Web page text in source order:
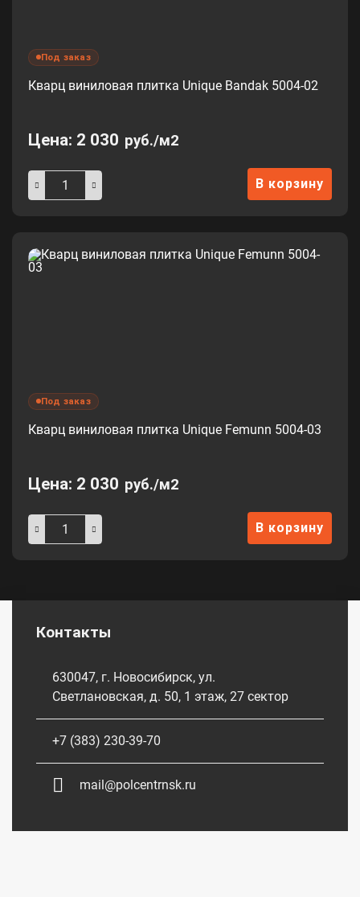
Под заказ
Кварц виниловая плитка Unique Bandak 5004-02
Цена: 2 030 руб./м2
В корзину
Под заказ
Кварц виниловая плитка Unique Femunn 5004-03
Цена: 2 030 руб./м2
В корзину
Контакты
630047, г. Новосибирск, ул.
Светлановская, д. 50, 1 этаж, 27 сектор
+7 (383) 230-39-70
mail@polcentrnsk.ru